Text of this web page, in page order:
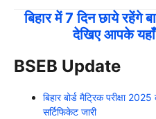
बिहार में 7 दिन छाये रहेंगे
देखिए आपके यहाँ
BSEB Update
बिहार बोर्ड मैट्रिक परीक्षा
सर्टिफिकेट जारी